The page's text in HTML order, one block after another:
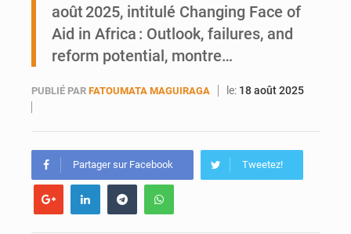
août 2025, intitulé Changing Face of
Aid in Africa : Outlook, failures, and
reform potential, montre…
PUBLIÉ PAR FATOUMATA MAGUIRAGA le: 18 août 2025
Partager sur Facebook Tweetez!